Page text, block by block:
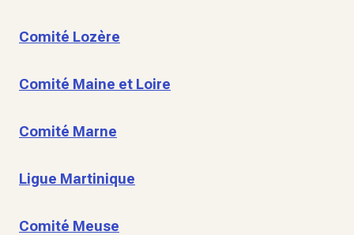
Comité Lozère
Comité Maine et Loire
Comité Marne
Ligue Martinique
Comité Meuse